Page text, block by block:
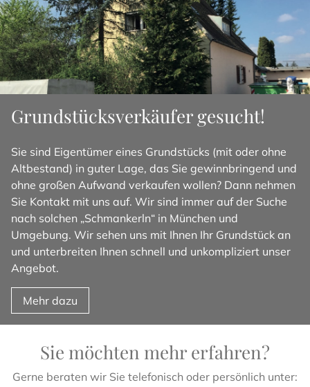
Grundstücksverkäufer gesucht!
Sie sind Eigentümer eines Grundstücks (mit oder ohne
Altbestand) in guter Lage, das Sie gewinnbringend und
ohne großen Aufwand verkaufen wollen? Dann nehmen
Sie Kontakt mit uns auf. Wir sind immer auf der Suche
nach solchen „Schmankerln“ in München und
Umgebung. Wir sehen uns mit Ihnen Ihr Grundstück an
und unterbreiten Ihnen schnell und unkompliziert unser
Angebot.
Mehr dazu
Sie möchten mehr erfahren?
Gerne beraten wir Sie telefonisch oder persönlich unter: